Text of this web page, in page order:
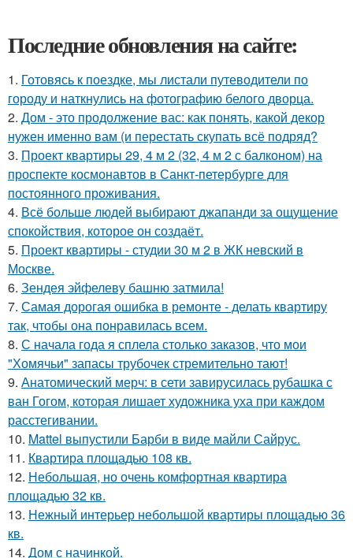
Последние обновления на сайте:
1. Готовясь к поездке, мы листали путеводители по
городу и наткнулись на фотографию белого дворца.
2. Дом - это продолжение вас: как понять, какой декор
нужен именно вам (и перестать скупать всё подряд?
3. Проект квартиры 29, 4 м 2 (32, 4 м 2 с балконом) на
проспекте космонавтов в Санкт-петербурге для
постоянного проживания.
4. Всё больше людей выбирают джапанди за ощущение
спокойствия, которое он создаёт.
5. Проект квартиры - студии 30 м 2 в ЖК невский в
Москве.
6. Зендея эйфелеву башню затмила!
7. Самая дорогая ошибка в ремонте - делать квартиру
так, чтобы она понравилась всем.
8. С начала года я сплела столько заказов, что мои
"Хомячьи" запасы трубочек стремительно тают!
9. Анатомический мерч: в сети завирусилась рубашка с
ван Гогом, которая лишает художника уха при каждом
расстегивании.
10. Mattel выпустили Барби в виде майли Сайрус.
11. Квартира площадью 108 кв.
12. Небольшая, но очень комфортная квартира
площадью 32 кв.
13. Нежный интерьер небольшой квартиры площадью 36
кв.
14. Дом с начинкой.